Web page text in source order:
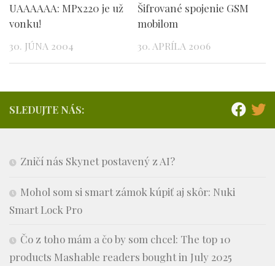
UAAAAAA: MPx220 je už
vonku!
30. JÚNA 2004
Šifrované spojenie GSM
mobilom
30. APRÍLA 2006
SLEDUJTE NÁS:
Zničí nás Skynet postavený z AI?
Mohol som si smart zámok kúpiť aj skôr: Nuki
Smart Lock Pro
Čo z toho mám a čo by som chcel: The top 10
products Mashable readers bought in July 2025